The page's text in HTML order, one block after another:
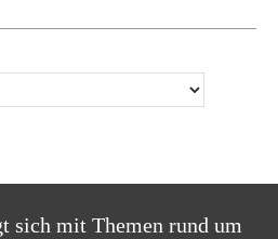
sich mit Themen rund um